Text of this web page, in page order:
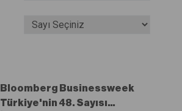
Bloomberg Businessweek
Türkiye'nin 48. Sayısı